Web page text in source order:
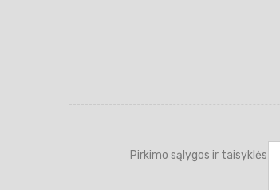
Pirkimo sąlygos ir taisyklės